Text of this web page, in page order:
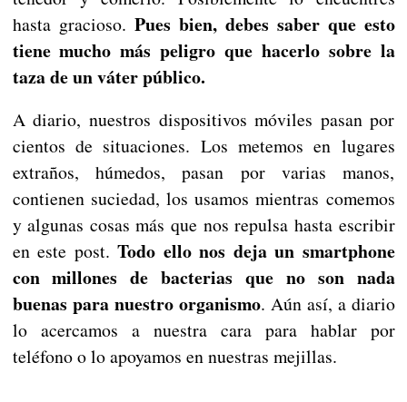
hasta gracioso. Pues bien, debes saber que esto
tiene mucho más peligro que hacerlo sobre la
taza de un váter público.
A diario, nuestros dispositivos móviles pasan por
cientos de situaciones. Los metemos en lugares
extraños, húmedos, pasan por varias manos,
contienen suciedad, los usamos mientras comemos
y algunas cosas más que nos repulsa hasta escribir
en este post. Todo ello nos deja un smartphone
con millones de bacterias que no son nada
buenas para nuestro organismo. Aún así, a diario
lo acercamos a nuestra cara para hablar por
teléfono o lo apoyamos en nuestras mejillas.